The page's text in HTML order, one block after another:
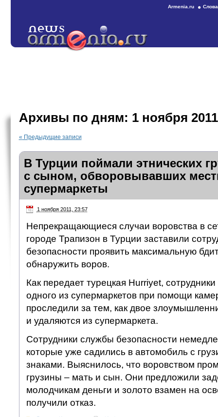
Armenia.ru
Архивы по дням: 1 ноября 2011
« Предыдущие записи
В Турции поймали этнических
с сыном, обворовывавших
супермаркеты
1 ноября 2011, 23:57
Непрекращающиеся случаи воровства в
городе Трапизон в Турции заставили
безопасности проявить максимальную
обнаружить воров.
Как передает турецкая Hurriyet,
одного из супермаркетов при помощи
проследили за тем, как двое
и удаляются из супермаркета.
Сотрудники службы безопасности
которые уже садились в автомобиль с
знаками. Выяснилось, что воровством
грузины – мать и сын. Они предложили
молодчикам деньги и золото взамен на
получили отказ.